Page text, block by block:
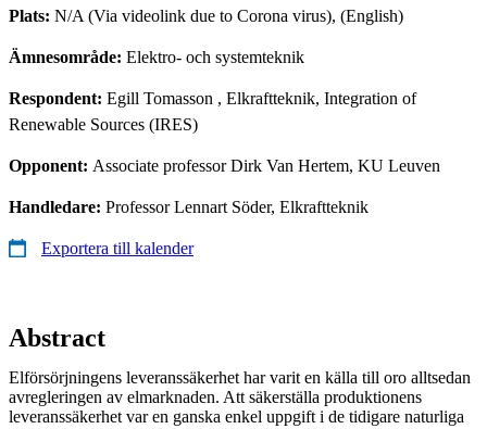
Plats: N/A (Via videolink due to Corona virus), (English)
Ämnesområde: Elektro- och systemteknik
Respondent: Egill Tomasson , Elkraftteknik, Integration of
Renewable Sources (IRES)
Opponent: Associate professor Dirk Van Hertem, KU Leuven
Handledare: Professor Lennart Söder, Elkraftteknik
Exportera till kalender
Abstract
Elförsörjningens leveranssäkerhet har varit en källa till oro alltsedan
avregleringen av elmarknaden. Att säkerställa produktionens
leveranssäkerhet var en ganska enkel uppgift i de tidigare naturliga